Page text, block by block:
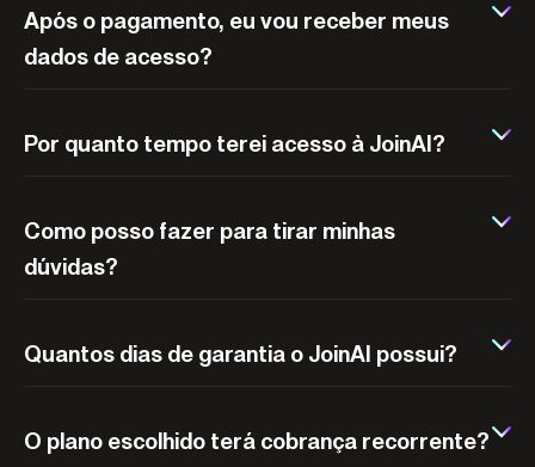
Após o pagamento, eu vou receber meus
dados de acesso?
Por quanto tempo terei acesso à JoinAI?
Como posso fazer para tirar minhas
dúvidas?
Quantos dias de garantia o JoinAI possui?
O plano escolhido terá cobrança recorrente?